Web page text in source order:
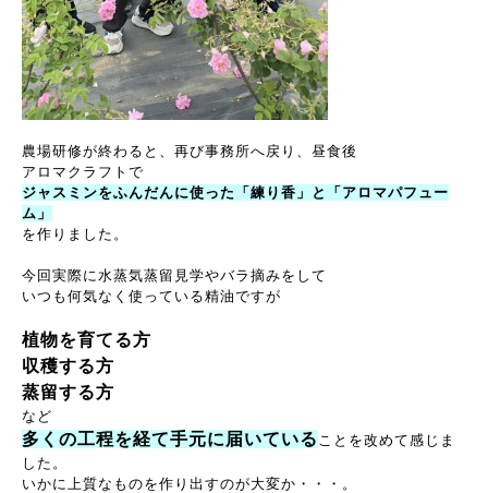
農場研修が終わると、再び事務所へ戻り、昼食後
アロマクラフトで
ジャスミンをふんだんに使った 「練り香」と「アロマパフュー
ム」
を作りました。
今回実際に水蒸気蒸留見学やバラ摘みをして
いつも何気なく使っている精油ですが
植物を育てる方
収穫する方
蒸留する方
など
多くの工程を経て手元に届いている ことを改めて感じま
した。
いかに上質なものを作り出すのが大変か・・・。